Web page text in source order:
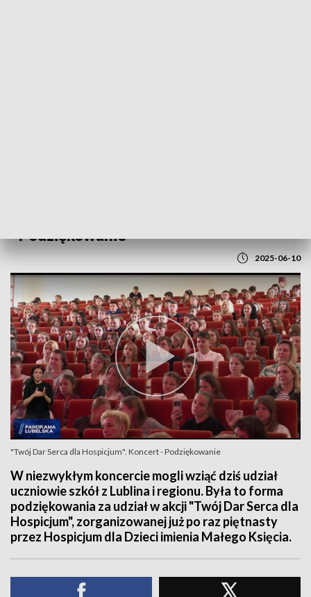
- Podziękowanie
2025-06-10
"Twój Dar Serca dla Hospicjum". Koncert - Podziękowanie
W niezwykłym koncercie mogli wziąć dziś udział
uczniowie szkół z Lublina i regionu. Była to forma
podziękowania za udział w akcji "Twój Dar Serca dla
Hospicjum", zorganizowanej już po raz piętnasty
przez Hospicjum dla Dzieci imienia Małego Księcia.